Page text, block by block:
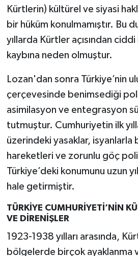
Kürtlerin) kültürel ve siyasi
bir hüküm konulmamıştır. Bu
yıllarda Kürtler açısından
kaybına neden olmuştur.
Lozan'dan sonra Türkiye’nin
çerçevesinde benimsediği
asimilasyon ve entegrasyon
tutmuştur. Cumhuriyetin ilk
üzerindeki yasaklar, isyanlarla
hareketleri ve zorunlu göç
Türkiye’deki konumunu uzun
hale getirmiştir.
TÜRKİYE CUMHURİYETİ’NİN
VE DİRENİŞLER
1923-1938 yılları arasında,
bölgelerde birçok ayaklanma